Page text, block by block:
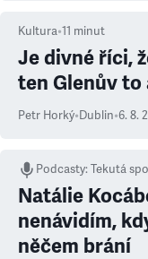
Kultura•11 minut
Je divné říci,
ten Glenův
Petr Horký•Dublin•6. 8.
Podcasty:Tekutá
Natálie
nenávidím,
něčem brání